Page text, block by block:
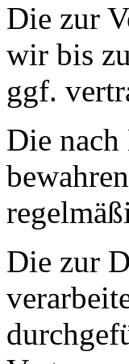
Die zur
wir bis
ggf.
Die nach
Die zur